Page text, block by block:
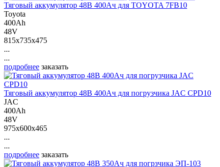
Тяговый аккумулятор 48В 400Ач для TOYOTA 7FB10
Toyota
400Ah
48V
815x735x475
...
...
подробнее заказать
Тяговый аккумулятор 48В 400Ач для погрузчика JAC CPD10
JAC
400Ah
48V
975x600x465
...
...
подробнее заказать